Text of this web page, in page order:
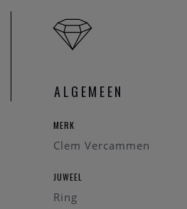
ALGEMEEN
MERK
Clem Vercammen
JUWEEL
Ring